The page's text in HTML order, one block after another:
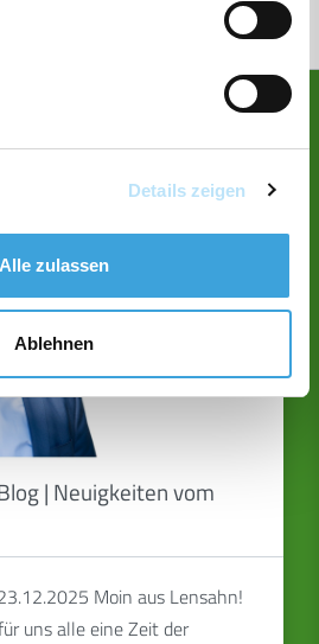
Details zeigen
Alle zulassen
Ablehnen
| Neuigkeiten vom
Moin aus Lensahn!
uns alle eine Zeit der